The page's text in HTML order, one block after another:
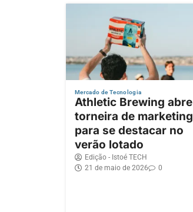
Mercado de Tecnologia
Athletic Brewing abre
torneira de marketing
para se destacar no
verão lotado
Edição - Istoé TECH
21 de maio de 2026
0